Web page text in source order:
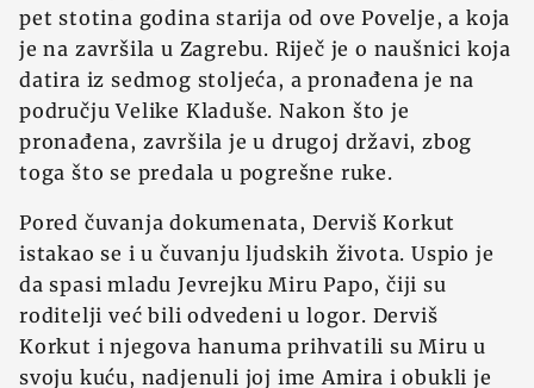
pet stotina godina starija od ove Povelje, a koja
je na završila u Zagrebu. Riječ je o naušnici koja
datira iz sedmog stoljeća, a pronađena je na
području Velike Kladuše. Nakon što je
pronađena, završila je u drugoj državi, zbog
toga što se predala u pogrešne ruke.
Pored čuvanja dokumenata, Derviš Korkut
istakao se i u čuvanju ljudskih života. Uspio je
da spasi mladu Jevrejku Miru Papo, čiji su
roditelji već bili odvedeni u logor. Derviš
Korkut i njegova hanuma prihvatili su Miru u
svoju kuću, nadjenuli joj ime Amira i obukli je